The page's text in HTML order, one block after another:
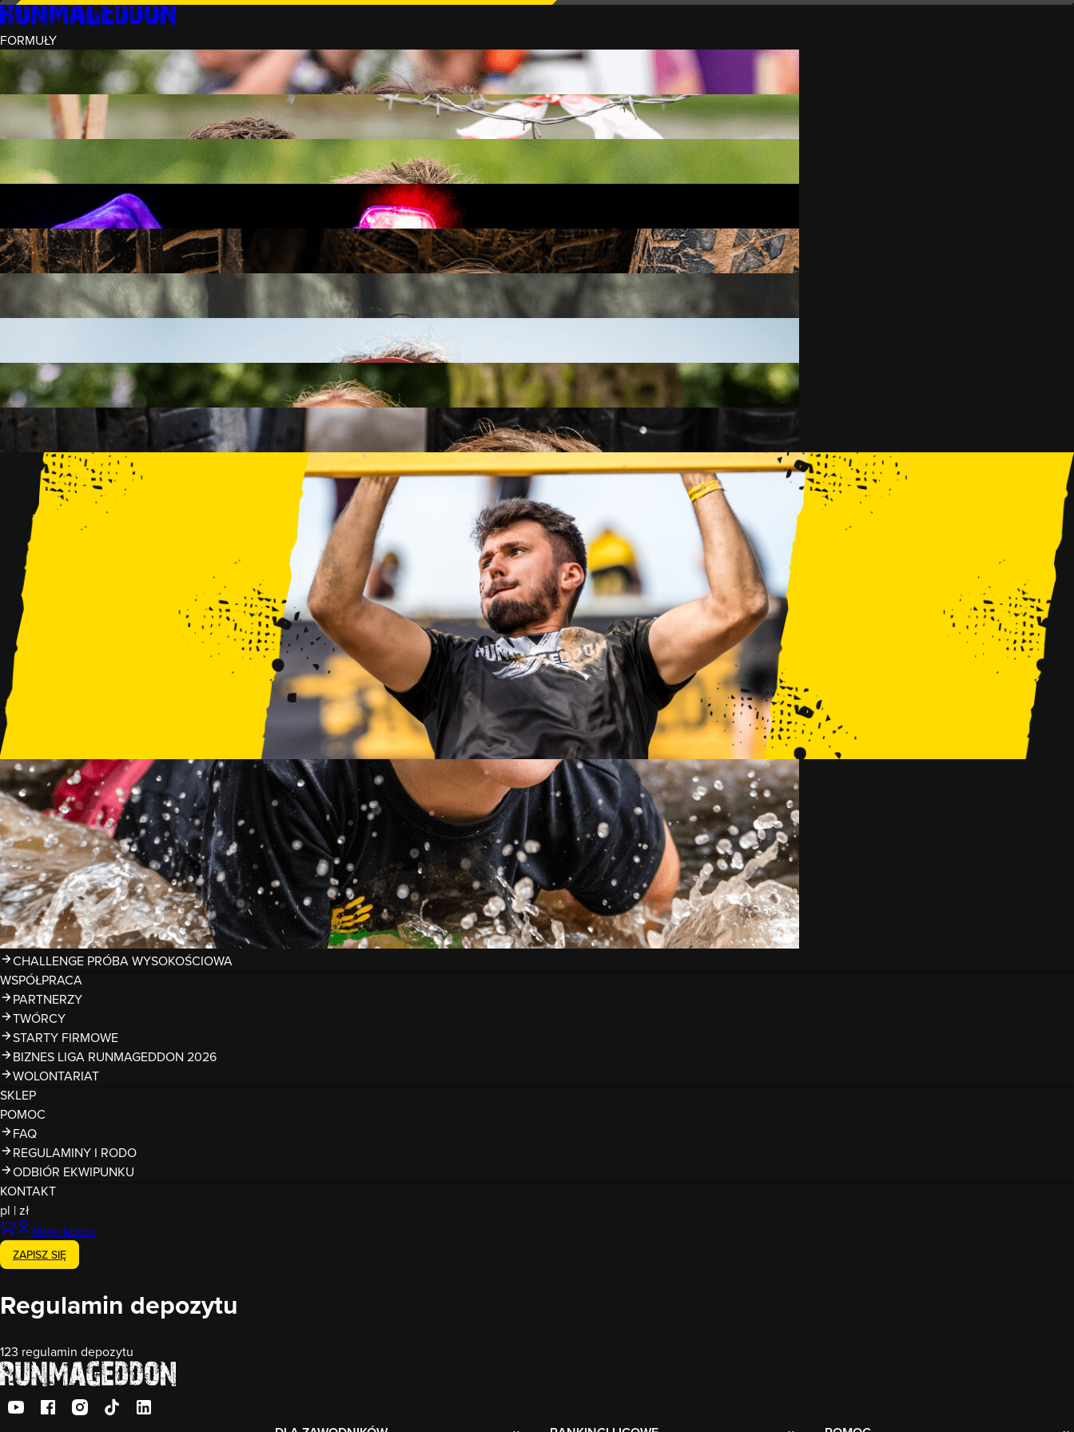
FORMUŁY
INTRO (¼)
15 PRZESZKÓD
3 KM+
REKRUT (½)
30 PRZESZKÓD
RUNMAGEDDON
50 PRZESZKÓD
12 KM+
NOCNY REKRUT (½)
30 PRZESZKÓD
6 KM+
INTRO U-16
15 PRZESZKÓD
3 KM+
RUNMAGEDDON HARDCORE
70 PRZESZKÓD
21 KM+
FAMILY
15 PRZESZKÓD
2 KM+
KIDS
15 PRZESZKÓD
1 KM+
TRENINGI
WYDARZENIA
RUNMAGEDDON LUBLIN ZALEW ZEMBORZYCKI 22/23.08.2026
RUNMAGEDDON ERGO ARENA GDAŃSK/SOPOT 12/13.09.2026
RUNMAGEDDON KIDS: DEMO WARSZAWA 24/26.09.2026
RUNMAGEDDON WROCŁAW KOPALNIA ROLANTOWICE 26/27.09.2026
RUNMAGEDDON WARSZAWA TWIERDZA MODLIN 10/11.10.2026
RUNMAGEDDON JURAPARK BAŁTÓW 24/25.10.2026
RUNMAGEDDON HALLOWEEN WARSZAWA 31.10.2026
TRENINGI
VOUCHERY
DLA ZAWODNIKÓW
ZDJĘCIA
KALENDARZ 2026
WYNIKI
LIGA RUNMAGEDDON 2026
SUPERLIGA RUNMAGEDDON 2026
SUPERLIGA RMG KIDS 2026
KWALIFIKACJE DO MISTRZOSTW EUROPY I ŚWIATA OCR
TROFEA
LEGENDY RUNMAGEDDON
MAGAZYN
CHALLENGE PRÓBA WYSOKOŚCIOWA
WSPÓŁPRACA
PARTNERZY
TWÓRCY
STARTY FIRMOWE
BIZNES LIGA RUNMAGEDDON 2026
WOLONTARIAT
SKLEP
POMOC
FAQ
REGULAMINY I RODO
ODBIÓR EKWIPUNKU
KONTAKT
pl |zł
Moje konto
ZAPISZ SIĘ
Regulamin depozytu
123 regulamin depozytu